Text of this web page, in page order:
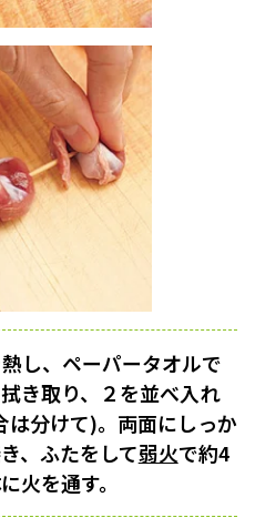
し、ペーパータオルで
き取り、２を並べ入れ
は分けて)。両面にしっか
、ふたをして弱火で約4
火を通す。